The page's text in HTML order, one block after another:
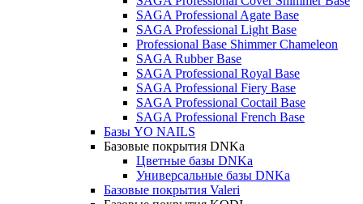
SAGA Professional Agate Base
SAGA Professional Light Base
Professional Base Shimmer Chameleon
SAGA Rubber Base
SAGA Professional Royal Base
SAGA Professional Fiery Base
SAGA Professional Coctail Base
SAGA Professional French Base
Базы YO NAILS
Базовые покрытия DNKa
Цветные базы DNKa
Универсальные базы DNKa
Базовые покрытия Valeri